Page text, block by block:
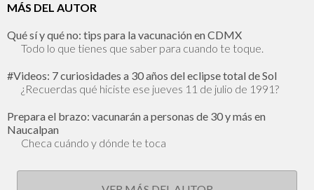
MÁS DEL AUTOR
Qué sí y qué no: tips para la vacunación en CDMX
Todo lo que tienes que saber para cuando te toque.
#Videos: 7 curiosidades a 30 años del eclipse total de Sol
¿Recuerdas qué hiciste ese jueves 11 de julio de 1991?
Prepara el brazo: vacunarán a personas de 30 y más en
Naucalpan
Checa cuándo y dónde te toca